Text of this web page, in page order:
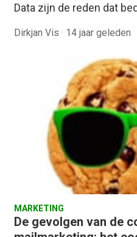
Data zijn de reden dat
Dirkjan Vis · 14 jaar geleden
MARKETING
De gevolgen van de